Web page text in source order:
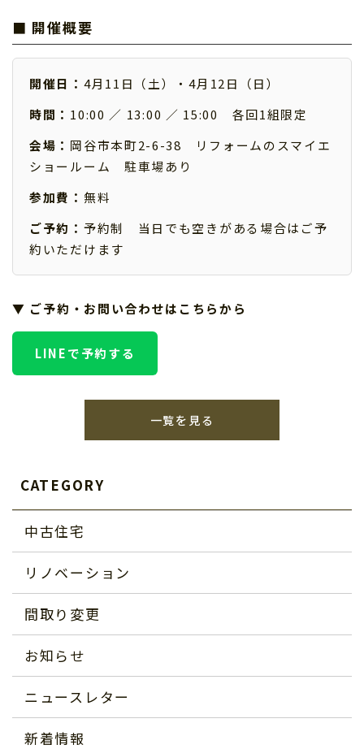
■ 開催概要
開催日： 4月11日（土）・4月12日（日）
時間： 10:00 ／ 13:00 ／ 15:00 各回1組限定
会場： 岡谷市本町2-6-38 リフォームのスマイエ
ショールーム 駐車場あり
参加費： 無料
ご予約： 予約制 当日でも空きがある場合はご予
約いただけます
▼ ご予約・お問い合わせはこちらから
LINEで予約する
一覧を見る
CATEGORY
中古住宅
リノベーション
間取り変更
お知らせ
ニュースレター
新着情報